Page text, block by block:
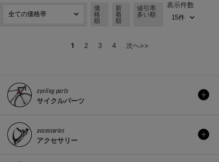
価
格
順
新
着
順
値引率
多い順
表示件数
1 2 3 4 次へ>>
cycling parts
サイクルパーツ
accessories
アクセサリー